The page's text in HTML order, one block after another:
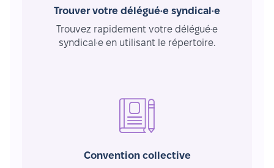
Trouver votre délégué·e syndical·e
Trouvez rapidement votre délégué·e
syndical·e en utilisant le répertoire.
Convention collective